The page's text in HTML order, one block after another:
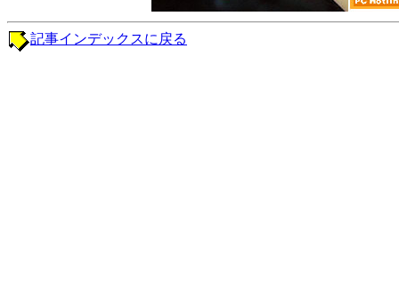
記事インデックスに戻る